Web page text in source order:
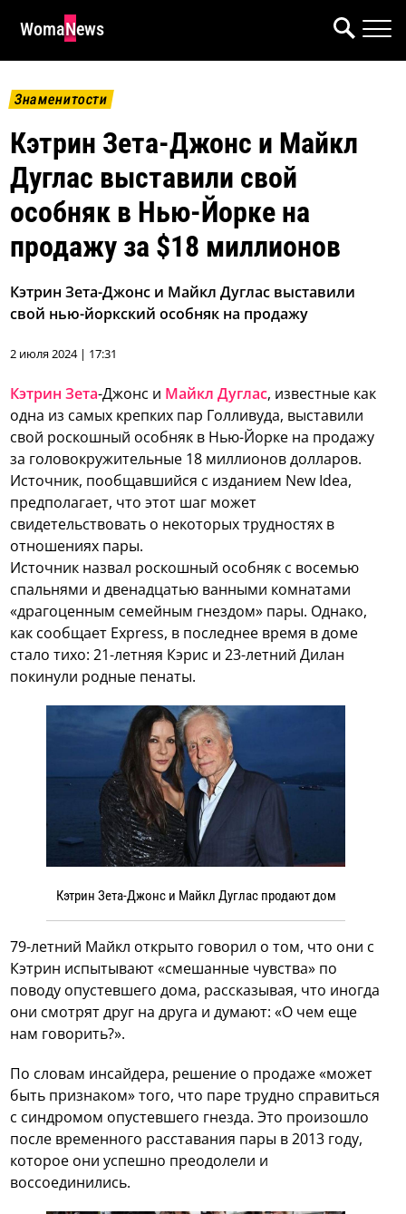
WomaNews
Знаменитости
Кэтрин Зета-Джонс и Майкл
Дуглас выставили свой
особняк в Нью-Йорке на
продажу за $18 миллионов
Кэтрин Зета-Джонс и Майкл Дуглас выставили
свой нью-йоркский особняк на продажу
2 июля 2024 | 17:31
Кэтрин Зета-Джонс и Майкл Дуглас, известные как
одна из самых крепких пар Голливуда, выставили
свой роскошный особняк в Нью-Йорке на продажу
за головокружительные 18 миллионов долларов.
Источник, пообщавшийся с изданием New Idea,
предполагает, что этот шаг может
свидетельствовать о некоторых трудностях в
отношениях пары.
Источник назвал роскошный особняк с восемью
спальнями и двенадцатью ванными комнатами
«драгоценным семейным гнездом» пары. Однако,
как сообщает Express, в последнее время в доме
стало тихо: 21-летняя Кэрис и 23-летний Дилан
покинули родные пенаты.
Кэтрин Зета-Джонс и Майкл Дуглас продают дом
79-летний Майкл открыто говорил о том, что они с
Кэтрин испытывают «смешанные чувства» по
поводу опустевшего дома, рассказывая, что иногда
они смотрят друг на друга и думают: «О чем еще
нам говорить?».
По словам инсайдера, решение о продаже «может
быть признаком» того, что паре трудно справиться
с синдромом опустевшего гнезда. Это произошло
после временного расставания пары в 2013 году,
которое они успешно преодолели и
воссоединились.